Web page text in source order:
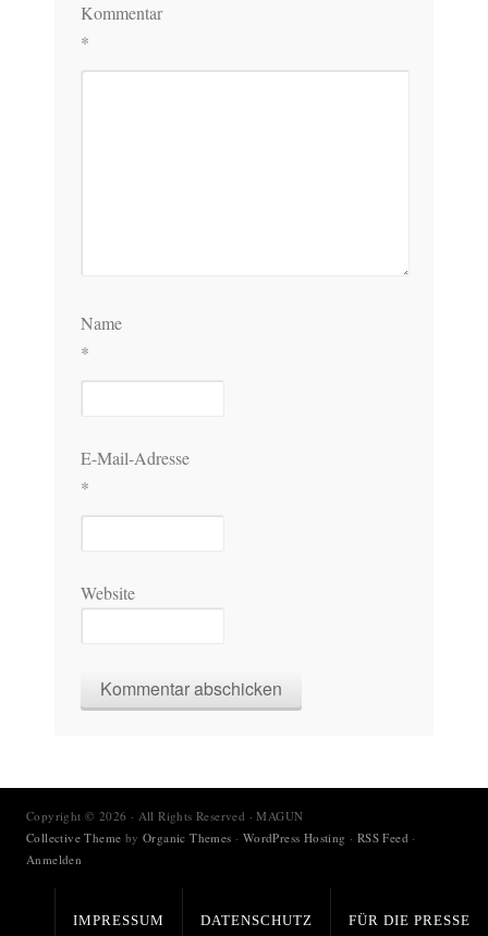
Kommentar
*
Name
*
E-Mail-Adresse
*
Website
Copyright © 2026 · All Rights Reserved · MAGUN
Collective Theme byOrganic Themes · WordPress Hosting · RSS Feed ·
Anmelden
IMPRESSUM DATENSCHUTZ FÜR DIE PRESSE